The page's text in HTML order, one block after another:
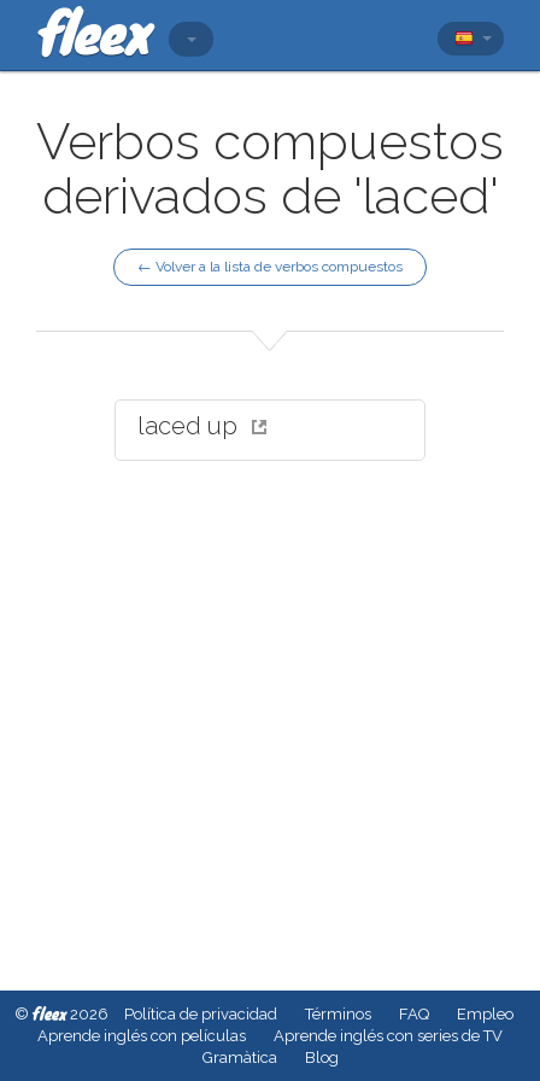
Verbos compuestos
derivados de 'laced'
← Volver a la lista de verbos compuestos
laced up
© fleex2026 Política de privacidad Términos FAQ
Empleo
Aprende inglés con películas
Aprende inglés con series de TV
Gramàtica
Blog